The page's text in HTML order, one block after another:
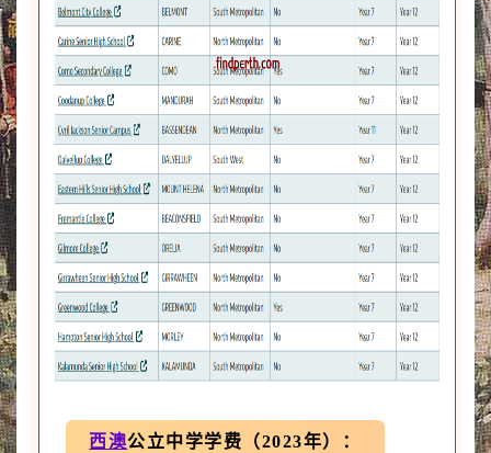
西澳公立中学学费（2023年）：